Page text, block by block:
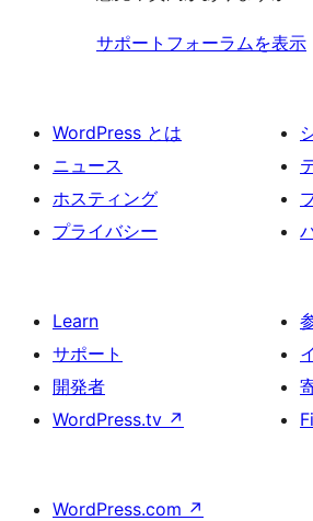
ュ
ー
サポートフォーラムを表示
WordPress とは
ニュース
ホスティング
プライバシー
Learn
サポート
開発者
WordPress.tv ↗
WordPress.com ↗